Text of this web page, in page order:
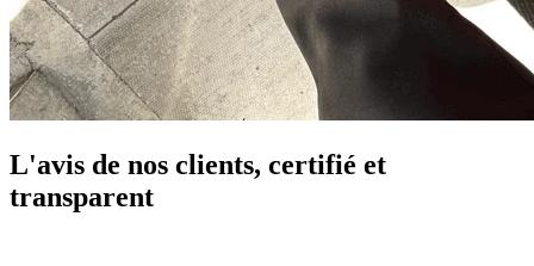
L'avis de nos clients, certifié et
transparent